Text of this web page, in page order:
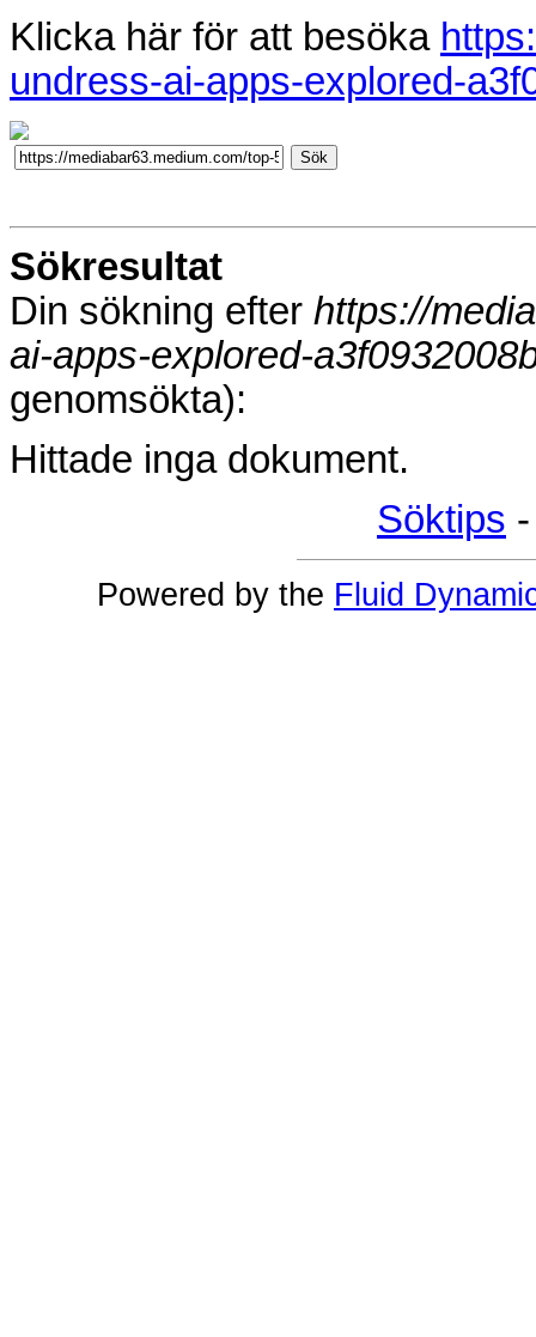
Klicka här för att besöka
undress-ai-apps-explored-
Sökresultat
Din sökning efter https://
ai-apps-explored-
genomsökta):
Hittade inga dokument.
Söktips
Powered by the Fluid